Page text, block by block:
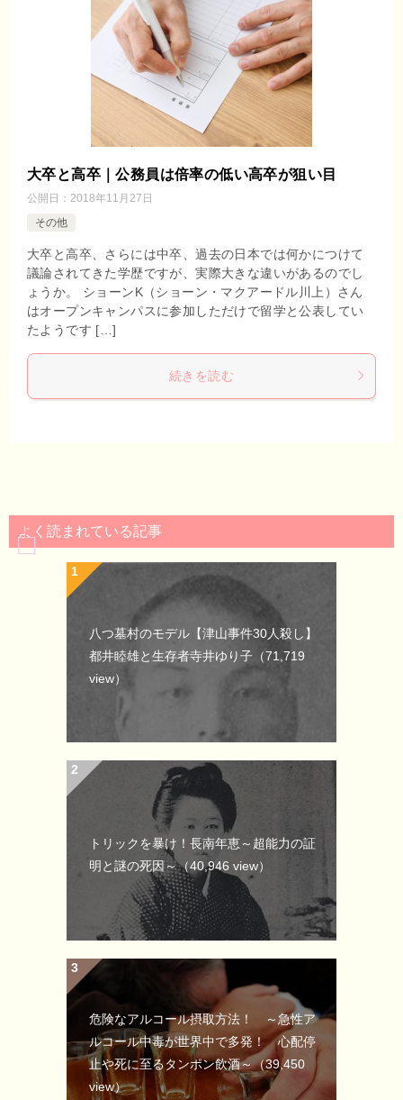
大卒と高卒｜公務員は倍率の低い高卒が狙い目
公開日： 2018年11月27日
その他
大卒と高卒、さらには中卒、過去の日本では何かにつけて
議論されてきた学歴ですが、実際大きな違いがあるのでし
ょうか。 ショーンK（ショーン・マクアードル川上）さん
はオープンキャンパスに参加しただけで留学と公表してい
たようです […]
続きを読む
よく読まれている記事
八つ墓村のモデル【津山事件30人殺し】
都井睦雄と生存者寺井ゆり子 （71,719
view）
トリックを暴け！長南年恵～超能力の証
明と謎の死因～（40,946 view）
危険なアルコール摂取方法！ ～急性ア
ルコール中毒が世界中で多発！ 心配停
止や死に至るタンポン飲酒～（39,450
view）